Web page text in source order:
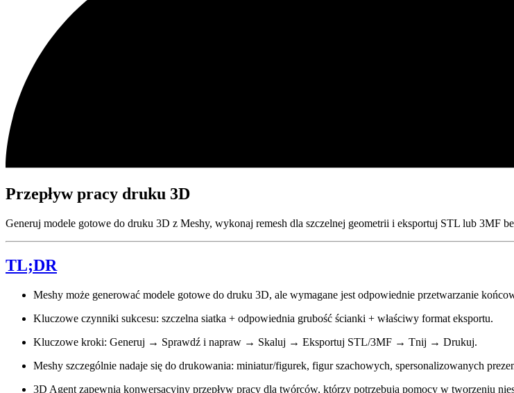
Przepływ pracy druku 3D
Generuj modele gotowe do druku 3D z Meshy, wykonaj remesh dla szczelnej geometrii i eksportuj STL lub 3MF
TL;DR
Meshy może generować modele gotowe do druku 3D, ale wymagane jest odpowiednie przetwarzanie
Kluczowe czynniki sukcesu: szczelna siatka + odpowiednia grubość ścianki + właściwy format eksportu.
Kluczowe kroki: Generuj → Sprawdź i napraw → Skaluj → Eksportuj STL/3MF → Tnij → Drukuj.
Meshy szczególnie nadaje się do drukowania: miniatur/figurek, figur szachowych, spersonalizowanych
3D Agent zapewnia konwersacyjny przepływ pracy dla twórców, którzy potrzebują pomocy w tworzeniu